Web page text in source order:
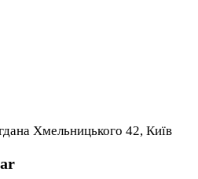
крепкого алкоголя.
около 40 коктейлей, список
Среди них классические
«коктейли-
из лучших баров всего
ассортиментом барных
меню сытных блюд. Среди
брускетты, тартар из
салат с обжаренным
Хмельницького 42, Київ